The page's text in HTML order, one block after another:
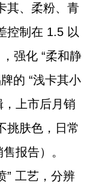
其、柔粉、青
控制在 1.5 以
强化 “柔和静
的 “浅卡其小
，上市后月销
挑肤色，日常
报告）。
” 工艺，分辨